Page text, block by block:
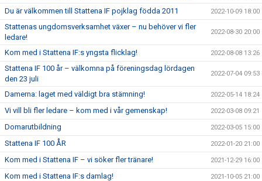
Du är välkommen till Stattena IF pojklag födda 2011 2022-10-09 18:00
Stattenas ungdomsverksamhet växer – nu behöver vi fler
ledare!
2022-08-30 20:00
Kom med i Stattena IF:s yngsta flicklag! 2022-08-08 13:26
Stattena IF 100 år – välkomna på föreningsdag lördagen
den 23 juli
2022-07-04 09:53
Damerna: laget med väldigt bra stämning! 2022-05-14 18:24
Vi vill bli fler ledare – kom med i vår gemenskap! 2022-03-08 09:21
Domarutbildning 2022-03-05 15:00
Stattena IF 100 ÅR 2022-01-20 21:00
Kom med i Stattena IF – vi söker fler tränare! 2021-12-29 16:00
Kom med i Stattena IF:s damlag! 2021-10-05 21:00